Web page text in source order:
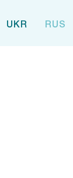
UKR RUS